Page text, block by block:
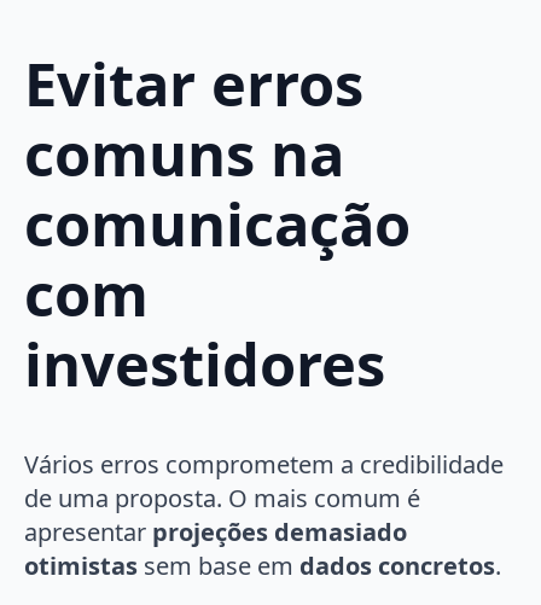
Evitar erros
comuns na
comunicação
com
investidores
Vários erros comprometem a credibilidade
de uma proposta. O mais comum é
apresentar projeções demasiado
otimistas sem base em dados concretos.